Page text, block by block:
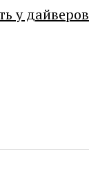
у дайверов